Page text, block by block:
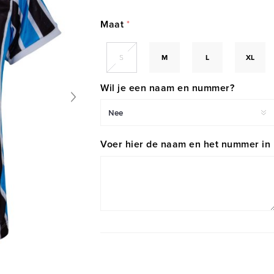
Maat *
S M L XL
Wil je een naam en nummer?
Voer hier de naam en het nummer in